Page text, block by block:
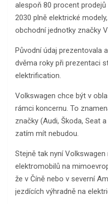
alespoň 80 procent
2030 plně elektrické
obchodní jednotky značky
Původní údaj prezentovala
dvěma roky při prezentaci
elektrification.
Volkswagen chce být v
rámci koncernu. To
značky (Audi, Škoda, Seat
zatím mít nebudou.
Stejně tak nyní
elektromobilů na
že v Číně nebo v severní
jezdících výhradně na